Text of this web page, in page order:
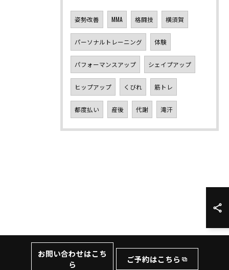
姿勢改善 MMA 格闘技 横須賀
パーソナルトレーニング 体験
パフォーマンスアップ シェイプアップ
ヒップアップ くびれ 筋トレ
都度払い 産後 代謝 滝汗
お問い合わせはこち
ら
ご予約はこちら